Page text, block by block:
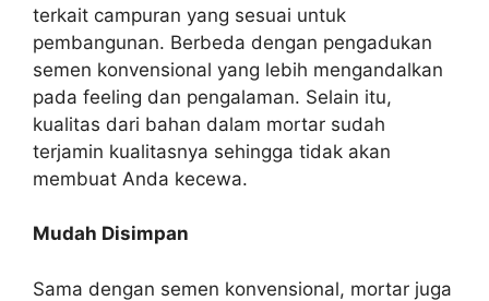
terkait campuran yang sesuai untuk
pembangunan. Berbeda dengan pengadukan
semen konvensional yang lebih mengandalkan
pada feeling dan pengalaman. Selain itu,
kualitas dari bahan dalam mortar sudah
terjamin kualitasnya sehingga tidak akan
membuat Anda kecewa.
Mudah Disimpan
Sama dengan semen konvensional, mortar juga